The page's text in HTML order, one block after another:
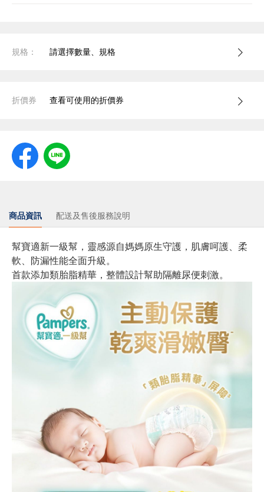
規格： 請選擇數量、規格
折價券 查看可使用的折價券
商品資訊 配送及售後服務說明
幫寶適新一級幫，靈感源自媽媽原生守護，肌膚呵護、柔
軟、防漏性能全面升級。
首款添加類胎脂精華，整體設計幫助隔離尿便刺激。